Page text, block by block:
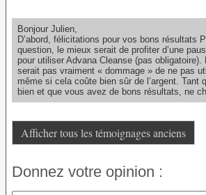
Bonjour Julien,
D’abord, félicitations pour vos bons résultats
question, le mieux serait de profiter d’une
pour utiliser Advana Cleanse (pas
serait pas vraiment « dommage » de ne pas
même si cela coûte bien sûr de l’argent. Tant
bien et que vous avez de bons résultats, ne
Afficher tous les témoignages anciens
Donnez votre opinion :